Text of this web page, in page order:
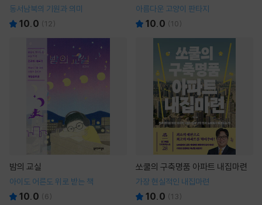
동서남북의 기원과 의미
10.0 (12)
아름다운 고양이 판타지
10.0 (10)
밤의 교실
아이도 어른도 위로 받는 책
10.0 (6)
쏘쿨의 구축명품 아파트 내집마련
가장 현실적인 내집마련
10.0 (13)